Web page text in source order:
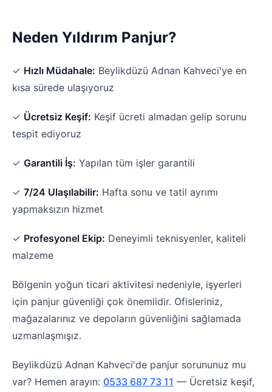
Neden Yıldırım Panjur?
✓ Hızlı Müdahale: Beylikdüzü Adnan Kahveci'ye en
kısa sürede ulaşıyoruz
✓ Ücretsiz Keşif: Keşif ücreti almadan gelip sorunu
tespit ediyoruz
✓ Garantili İş: Yapılan tüm işler garantili
✓ 7/24 Ulaşılabilir: Hafta sonu ve tatil ayrımı
yapmaksızın hizmet
✓ Profesyonel Ekip: Deneyimli teknisyenler, kaliteli
malzeme
Bölgenin yoğun ticari aktivitesi nedeniyle, işyerleri
için panjur güvenliği çok önemlidir. Ofisleriniz,
mağazalarınız ve depoların güvenliğini sağlamada
uzmanlaşmışız.
Beylikdüzü Adnan Kahveci'de panjur sorununuz mu
var? Hemen arayın: 0533 687 73 11 — Ücretsiz keşif,